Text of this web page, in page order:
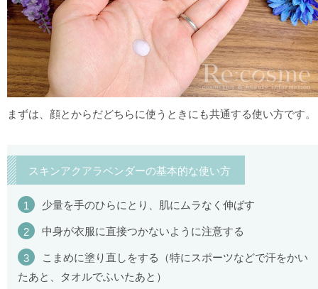
まずは、顔とからだどちらに使うときにも共通する使い方です。
スキンアクアラベンダーの基本的な使い方
少量を手のひらにとり、肌にムラなく伸ばす
中身が衣服に直接つかないように注意する
こまめに塗り直しをする（特にスポーツなどで汗をかい
たあと、タオルでふいたあと）